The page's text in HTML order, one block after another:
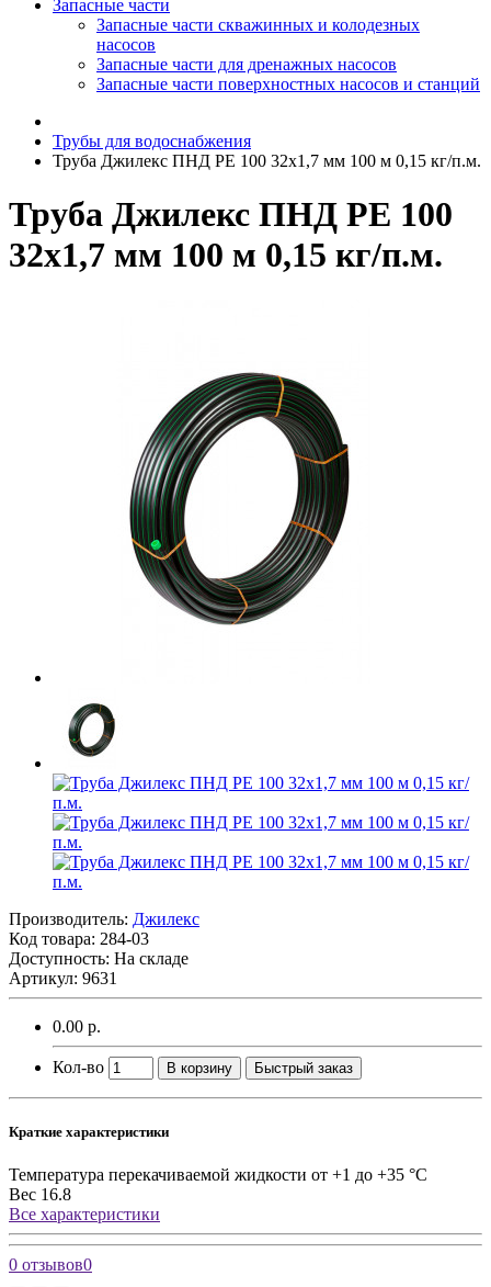
Запасные части
Запасные части скважинных и колодезных
насосов
Запасные части для дренажных насосов
Запасные части поверхностных насосов и станций
Трубы для водоснабжения
Труба Джилекс ПНД РЕ 100 32х1,7 мм 100 м 0,15 кг/п.м.
Труба Джилекс ПНД РЕ 100
32х1,7 мм 100 м 0,15 кг/п.м.
Производитель: Джилекс
Код товара: 284-03
Доступность: На складе
Артикул: 9631
0.00 р.
Кол-во В корзину Быстрый заказ
Краткие характеристики
Температура перекачиваемой жидкости от +1 до +35 °C
Вес 16.8
Все характеристики
0 отзывов0